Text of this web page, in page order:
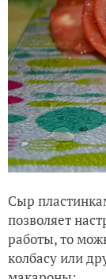
Сыр
позволяет
работы, то
колбасу или